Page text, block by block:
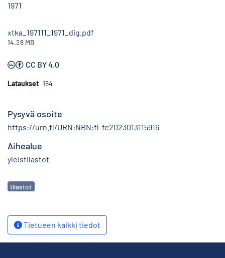
1971
xtka_197111_1971_dig.pdf
14.28 MB
CC BY 4.0
Lataukset 164
Pysyvä osoite
https://urn.fi/URN:NBN:fi-fe2023013115916
Aihealue
yleistilastot
Avainsanat
tilastot
Tietueen kaikki tiedot